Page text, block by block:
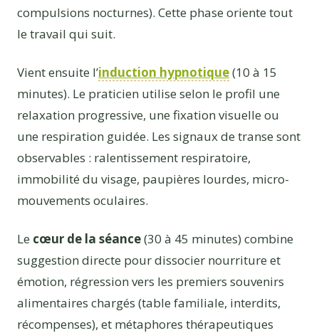
compulsions nocturnes). Cette phase oriente tout
le travail qui suit.
Vient ensuite l’induction hypnotique(10 à 15
minutes). Le praticien utilise selon le profil une
relaxation progressive, une fixation visuelle ou
une respiration guidée. Les signaux de transe sont
observables : ralentissement respiratoire,
immobilité du visage, paupières lourdes, micro-
mouvements oculaires.
Le cœur de la séance(30 à 45 minutes) combine
suggestion directe pour dissocier nourriture et
émotion, régression vers les premiers souvenirs
alimentaires chargés (table familiale, interdits,
récompenses), et métaphores thérapeutiques